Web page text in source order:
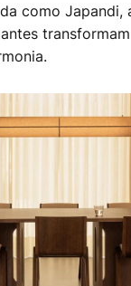
como Japandi,